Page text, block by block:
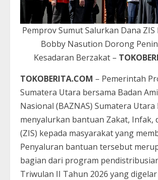
Pemprov Sumut Salurkan Dana ZIS
Bobby Nasution Dorong
Kesadaran Berzakat –
TOKOBERITA.COM – Pemerintah
Sumatera Utara bersama Badan
Nasional (BAZNAS) Sumatera Utara
menyalurkan bantuan Zakat, Infak,
(ZIS) kepada masyarakat yang
Penyaluran bantuan tersebut
bagian dari program
Triwulan II Tahun 2026 yang digelar